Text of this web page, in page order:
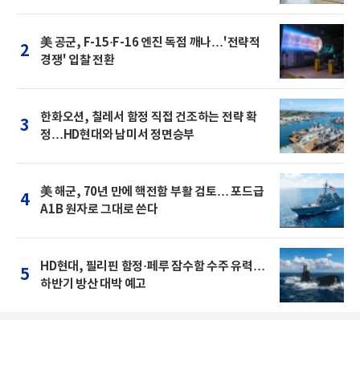
2
美 공군, F-15·F-16 엔진 독점 깨나…'전략적
경쟁' 입찰 전환
3
한화오션, 칠레서 함정 직접 건조하는 전략 확
정…HD현대와 남미서 정면승부
4
美 해군, 70년 만에 핵전함 부활 검토… 포드급
A1B 원자로 그대로 쓴다
5
HD현대, 필리핀 함정·페루 잠수함 수주 유력…
하반기 방산 대박 예고